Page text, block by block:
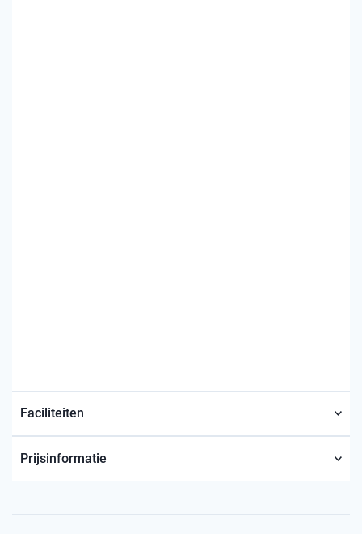
Faciliteiten
Prijsinformatie